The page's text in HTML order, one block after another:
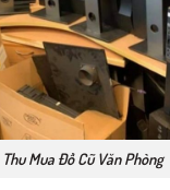
Thu Mua Đồ Cũ Văn Phòng